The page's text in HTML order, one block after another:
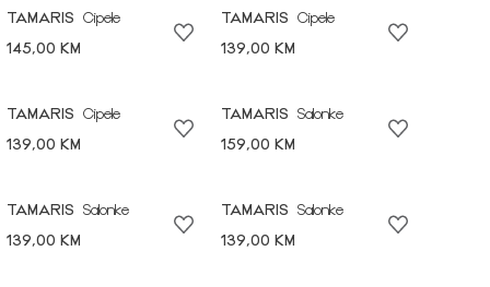
TAMARIS
Cipele
145,00 KM
TAMARIS
Cipele
139,00 KM
TAMARIS
Cipele
139,00 KM
TAMARIS
Salonke
159,00 KM
TAMARIS
Salonke
139,00 KM
TAMARIS
Salonke
139,00 KM